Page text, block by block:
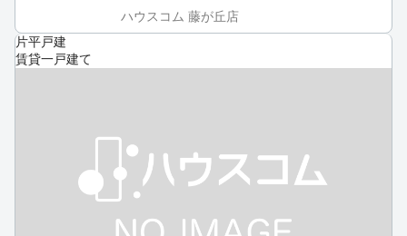
ハウスコム 藤が丘店
片平戸建
賃貸一戸建て